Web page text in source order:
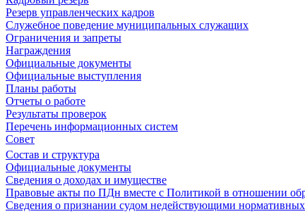
Резерв управленческих кадров
Служебное поведение муниципальных служащих
Ограничения и запреты
Награждения
Официальные документы
Официальные выступления
Планы работы
Отчеты о работе
Результаты проверок
Перечень информационных систем
Совет
Состав и структура
Официальные документы
Сведения о доходах и имуществе
Правовые акты по ПДн вместе с Политикой в отношении
Сведения о признании судом недействующими